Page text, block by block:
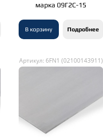
марка 09Г2С-15
В корзину Подробнее
Артикул: 6FN1 (02100143911)